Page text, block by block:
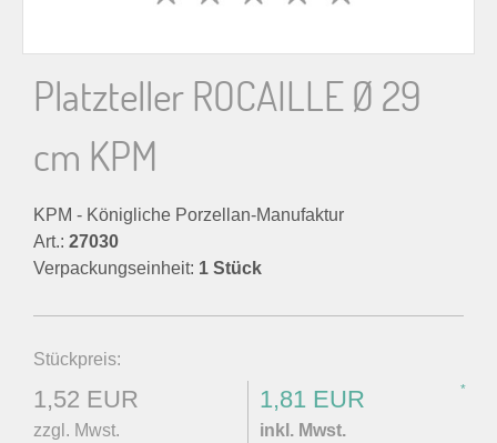
Platzteller ROCAILLE Ø 29
cm KPM
KPM - Königliche Porzellan-Manufaktur
Art.: 27030
Verpackungseinheit: 1 Stück
Stückpreis:
1,52 EUR
zzgl. Mwst.
1,81 EUR *
inkl. Mwst.